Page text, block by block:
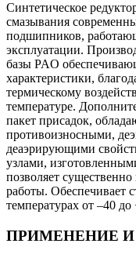
Синтетическое
смазывания
подшипников,
эксплуатации.
базы PAO
характеристики,
термическому
температуре.
пакет присадок,
противоизносными,
деаэрирующими
узлами,
позволяет
работы. Обеспечивает
температурах от –40 до
ПРИМЕНЕНИЕ